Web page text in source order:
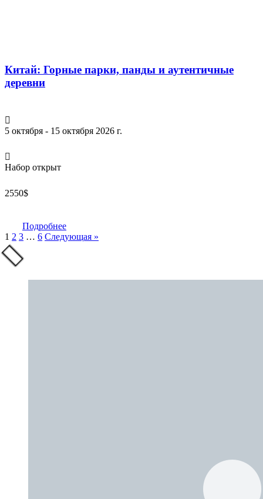
Китай: Горные парки, панды и аутентичные
деревни
5 октября - 15 октября 2026 г.
Набор открыт
2550$
Подробнее
1 2 3 … 6 Следующая »